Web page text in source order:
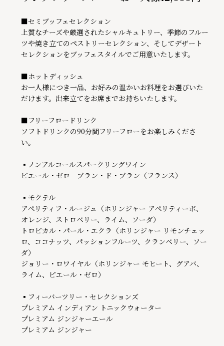
■セミブッフェセレクション
上質なチーズや厳選されたシャルキュトリー、季節のフルー
ツや焼き立てのペストリーセレクション、そしてデザート
セレクションをブッフェスタイルでご用意いたします。
■ホットディッシュ
お一人様につき一品、お好みの温かいお料理をお選びいた
だけます。出来立てをお席までお持ちいたします。
■フリーフロードリンク
ソフトドリンクの90分間フリーフローをお楽しみくださ
い。
▪ノンアルコールスパークリングワイン
ピエール・ゼロ　ブラン・ド・ブラン（フランス）
▪モクテル
アペリティフ・ルージュ（ホリンジャー アペリティーボ、
オレンジ、ストロベリー、ライム、ソーダ）
トロピカル・パール・エクラ（ホリンジャー リモンチェッ
ロ、ココナッツ、パッションフルーツ、クランベリー、ソー
ダ）
ジョリー・ロワイヤル（ホリンジャー モヒート、グアバ、
ライム、ピエール・ゼロ）
▪フィーバーツリー・セレクションズ
プレミアム インディアン トニックウォーター
プレミアム ジンジャーエール
プレミアム ジンジャー